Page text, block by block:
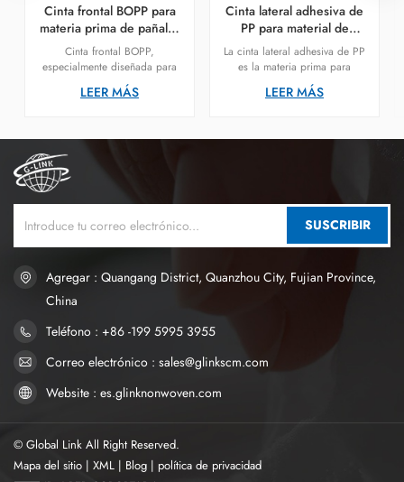
Cinta frontal BOPP para
materia prima de pañales
desechables para bebés
Cinta frontal BOPP,
especialmente diseñada para
pañales de bebé, cinta de
fijación frontal fácil de colocar,
LEER MÁS
Cinta lateral adhesiva de
PP para material de
pañales.
La cinta lateral adhesiva de PP
es la materia prima para
pañales para bebés y pañales
para adultos. Se utiliza en el
PP.
LEER MÁS
SUSCRIBIR
Agregar : Quangang District, Quanzhou City, Fujian Province,
China
Teléfono : +86 -199 5995 3955
Correo electrónico : sales@glinkscm.com
Website : es.glinknonwoven.com
© Global Link All Right Reserved.
Mapa del sitio | XML | Blog | política de privacidad